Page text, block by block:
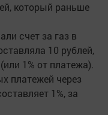
который раньше
счет за газ в
10 рублей,
1% от платежа).
платежей через
1%, за